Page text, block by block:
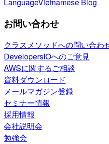
お問い合わせ
クラスメソッドへの問い合わ
DevelopersIOへのご意見
AWSに関するご相談
資料ダウンロード
メールマガジン登録
セミナー情報
採用情報
会社説明会
勉強会